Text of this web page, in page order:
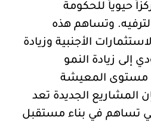
للحكومة
وتساهم هذه
الأجنبية وزيادة
زيادة النمو
المعيشة
الجديدة تعد
في بناء مستقبل